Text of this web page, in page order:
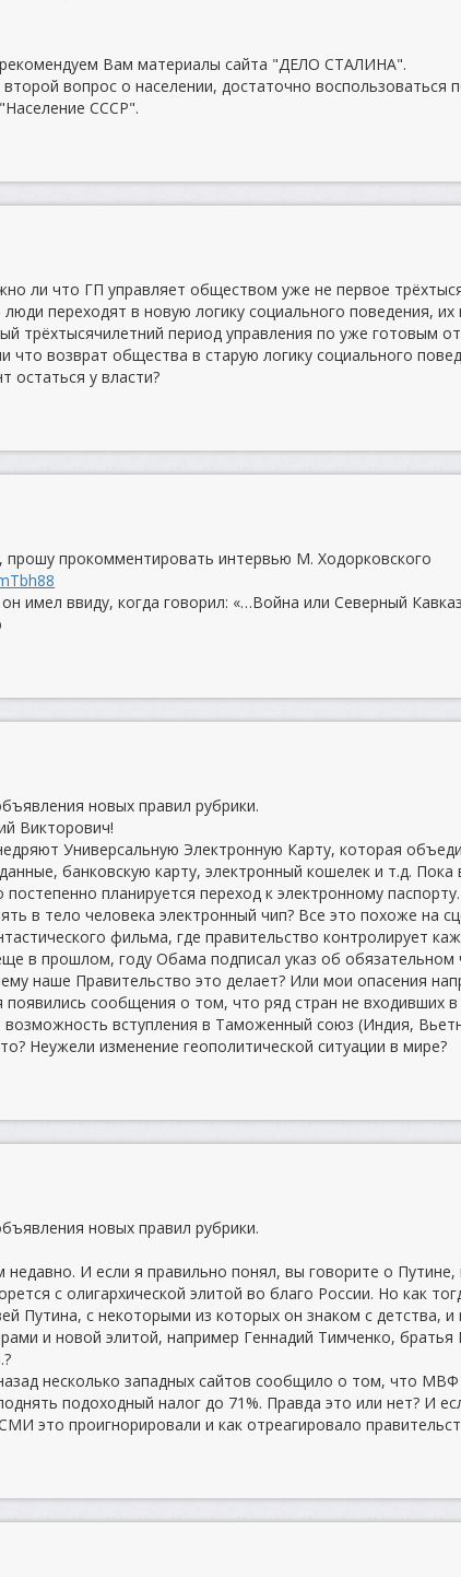
Вам материалы сайта "ДЕЛО СТАЛИНА".
вопрос о населении, достаточно воспользоваться
СССР".
ли что ГП управляет обществом уже не первое
переходят в новую логику социального поведения,
трёхтысячилетний период управления по уже готовым
что возврат общества в старую логику социального
остаться у власти?
прошу прокомментировать интервью М. Ходорковского
имел ввиду, когда говорил: «…Война или Северный
новых правил рубрики.
Викторович!
Универсальную Электронную Карту, которая
банковскую карту, электронный кошелек и т.д. Пока
планируется переход к электронному
в тело человека электронный чип? Все это похоже на
фильма, где правительство контролирует
в прошлом, году Обама подписал указ об обязательном
наше Правительство это делает? Или мои опасения
появились сообщения о том, что ряд стран не входивших в
вступления в Таможенный союз (Индия,
Неужели изменение геополитической ситуации в мире?
новых правил рубрики.
недавно. И если я правильно понял, вы говорите о Путине,
с олигархической элитой во благо России. Но как
Путина, с некоторыми из которых он знаком с детства, и
и новой элитой, например Геннадий Тимченко, братья
несколько западных сайтов сообщило о том, что
подоходный налог до 71%. Правда это или нет? И
это проигнорировали и как отреагировало